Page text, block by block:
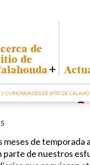
de
de
somos
Directiva
e
Y CURIOSIDADES DE SITIO DE
meses de
parte de nuestros